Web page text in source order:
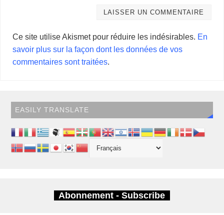
Ce site utilise Akismet pour réduire les indésirables. En
savoir plus sur la façon dont les données de vos
commentaires sont traitées.
EASILY TRANSLATE
Abonnement - Subscribe